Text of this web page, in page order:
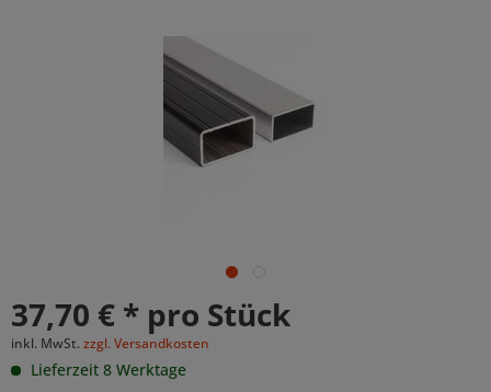
37,70 € * pro Stück
inkl. MwSt. zzgl. Versandkosten
Lieferzeit 8 Werktage